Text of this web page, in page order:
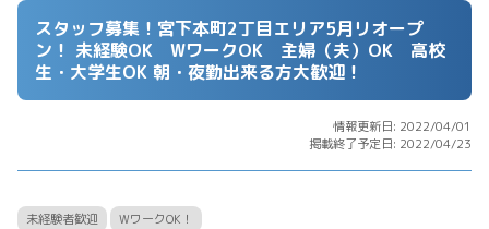
スタッフ募集！宮下本町2丁目エリア5月リオープ
ン！ 未経験OK WワークOK 主婦（夫）OK 高校
生・大学生OK 朝・夜勤出来る方大歓迎！
情報更新日: 2022/04/01
掲載終了予定日: 2022/04/23
未経験者歓迎 WワークOK！